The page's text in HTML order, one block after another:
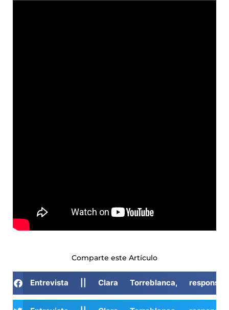
Comparte este Artículo
Entrevista || Clara Torreblanca,